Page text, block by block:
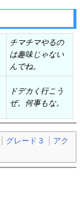
チマチマやるの
は趣味じゃない
んでね。
ドデカく行こう
ぜ。何事もな。
グレード３
アク